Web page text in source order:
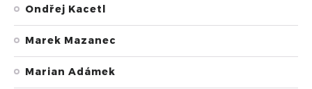
Ondřej Kacetl
Marek Mazanec
Marian Adámek